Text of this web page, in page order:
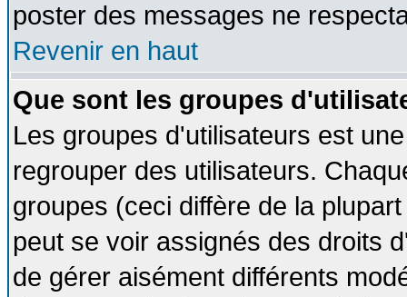
poster des messages ne
Revenir en haut
Que sont les groupes
Les groupes d'utilisateurs est
regrouper des utilisateurs.
groupes (ceci diffère de la
peut se voir assignés des droits
de gérer aisément différents